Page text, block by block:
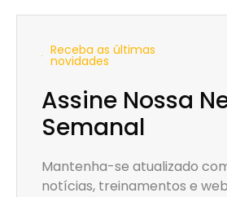
Receba as últimas
novidades
Assine Nossa
Semanal
Mantenha-se atualizado
notícias, treinamentos e